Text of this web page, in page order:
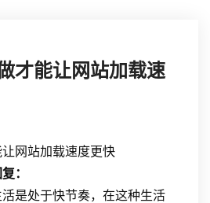
才能让网站加载速
网站加载速度更快
：
是处于快节奏，在这种生活